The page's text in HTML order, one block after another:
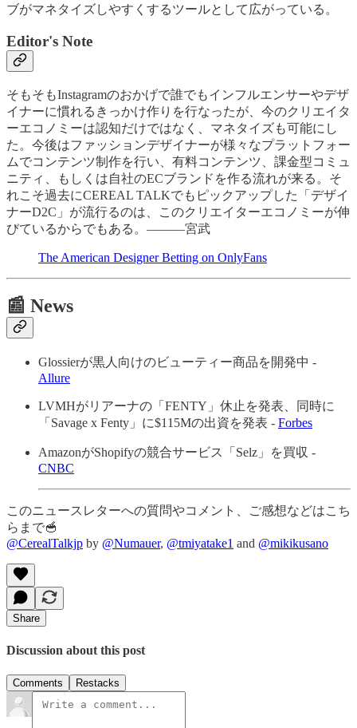
ブがマネタイズしやすくするツールとして広がっている。
Editor's Note
そもそもInstagramのおかげで誰でもインフルエンサーやデザ
イナーに慣れるきっかけ作りを行なったが、今のクリエイタ
ーエコノミーは認知だけではなく、マネタイズも可能にし
た。今後はファッションデザイナーが様々なプラットフォー
ムでコンテンツ制作を行い、有料コンテンツ、課金型コミュ
ニティ、もしくは自社のECブランドを作る流れが来る。そ
れこそ過去にCEREAL TALKでもピックアップした「デザイ
ナーD2C」が流行るのは、このクリエイターエコノミーが伸
びているからでもある。———宮武
The American Designer Betting on OnlyFans
📰 News
Glossierが黒人向けのビューティー商品を開発中 -
Allure
LVMHがリアーナの「FENTY」休止を発表、同時に
「Savage x Fenty」に$115Mの出資を発表 - Forbes
AmazonがShopifyの競合サービス「Selz」を買収 -
CNBC
このニュースレターへの質問やコメント、ご感想などはこち
らまで🥣
@CerealTalkjp by @Numauer, @tmiyatake1 and @mikikusano
Share
Discussion about this post
Comments Restacks